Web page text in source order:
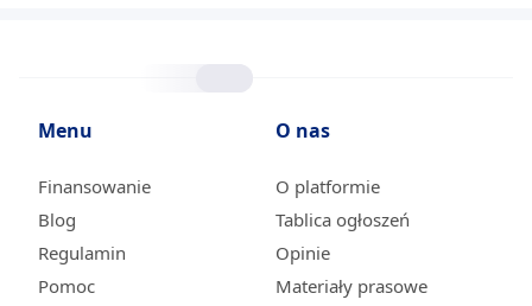
Menu
Finansowanie
Blog
Regulamin
Pomoc
O nas
O platformie
Tablica ogłoszeń
Opinie
Materiały prasowe